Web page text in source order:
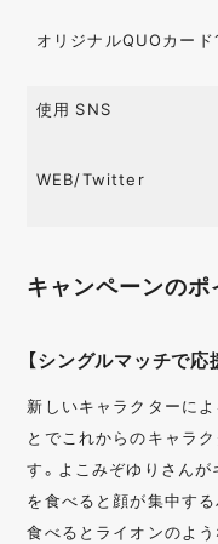
オリジナルQUOカー
使用 SNS
WEB/Twitter
キャンペーンのポ
【シングルマッチで応
新しいキャラクターに
とでこれからのキャラ
す。よこみぞゆりさん
を食べると顔が集中する
食べるとライオンのよう